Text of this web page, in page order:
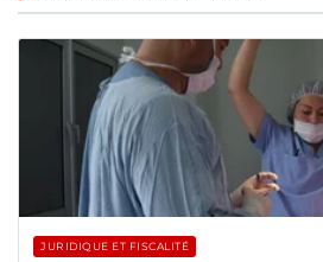
JURIDIQUE ET FISCALITÉ